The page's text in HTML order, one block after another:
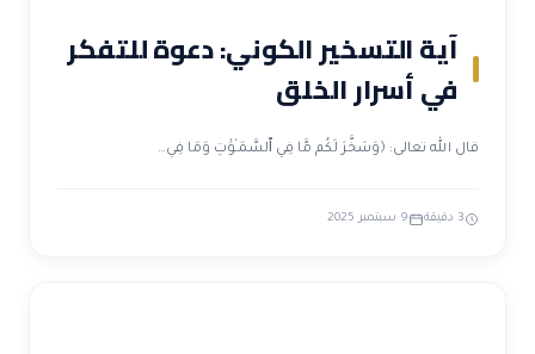
آية التسخير الكوني: دعوة للتفكر
في أسرار الخلق
قال الله تعالى: ﴿وَسَخَّرَ لَكُم مَّا فِي ٱلسَّمَـٰوَٰتِ وَمَا فِي…
3 دقيقة 9 سبتمبر 2025